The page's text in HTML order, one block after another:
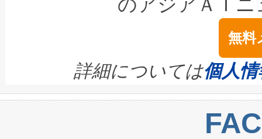
ームを利用すれば、6,000万
きます。この効率性は、フェ
念は、現在データセンターが
ます。 Voltaiq provides a
quality and reliability for AI
BESS stack to ensure battery
centers. Voltaiqは、ai&のAI
は1535 nmレーザーを搭載。
イズの小径化を実現すること
す。ノーマルモードでは、
ートル先まで検出でき、これ
トに対して約600メートルに
のアジアＡＩ
無料
詳細については個人